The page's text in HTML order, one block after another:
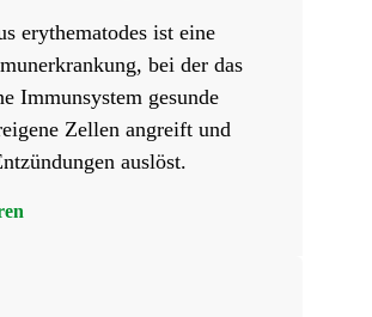
erythematodes ist eine
bei der das
Immunsystem gesunde
Zellen angreift und
auslöst.